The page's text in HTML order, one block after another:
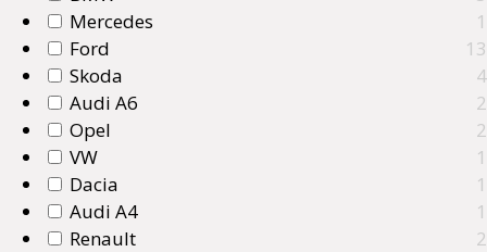
Mercedes
1
Ford
13
Skoda
4
Audi A6
2
Opel
2
VW
1
Dacia
1
Audi A4
1
Renault
2